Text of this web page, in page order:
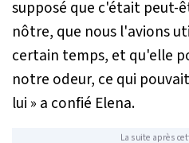
supposé que c'était peut-
nôtre, que nous l'avions
certain temps, et qu'elle
notre odeur, ce qui
lui » a confié Elena.
La suite après